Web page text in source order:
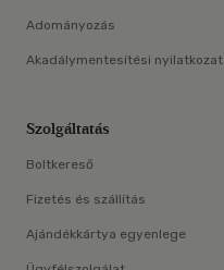
Adományozás
Akadálymentesítési nyilatkozat
Szolgáltatás
Boltkereső
Fizetés és szállítás
Ajándékkártya egyenlege